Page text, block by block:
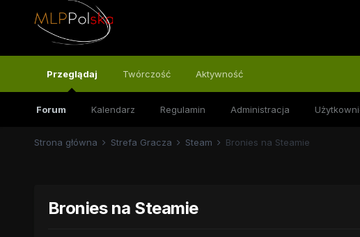
Przeglądaj
Forum Kalendarz Regulamin Administracja
Twórczość Aktywność
Strona główna Strefa Gracza Steam Bronies na Steamie
Bronies na Steamie